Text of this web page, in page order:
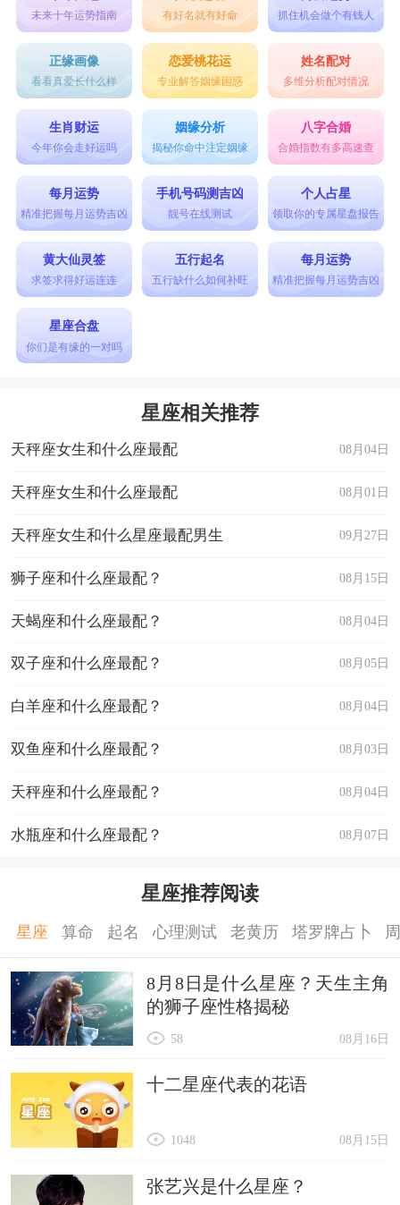
未来十年运势指南 有好名就有好命 抓住机会做个有钱人
正缘画像
看看真爱长什么样
恋爱桃花运
专业解答姻缘困惑
姓名配对
多维分析配对情况
生肖财运
今年你会走好运吗
姻缘分析
揭秘你命中注定姻缘
八字合婚
合婚指数有多高速查
每月运势
精准把握每月运势吉凶
手机号码测吉凶
靓号在线测试
个人占星
领取你的专属星盘报告
黄大仙灵签
求签求得好运连连
五行起名
五行缺什么如何补旺
每月运势
精准把握每月运势吉凶
星座合盘
你们是有缘的一对吗
星座相关推荐
08月04日
天秤座女生和什么座最配
08月01日
天秤座女生和什么座最配
09月27日
天秤座女生和什么星座最配男生
08月15日
狮子座和什么座最配？
08月04日
天蝎座和什么座最配？
08月05日
双子座和什么座最配？
08月04日
白羊座和什么座最配？
08月03日
双鱼座和什么座最配？
08月04日
天秤座和什么座最配？
08月07日
水瓶座和什么座最配？
星座推荐阅读
星座 算命 起名 心理测试 老黄历 塔罗牌占卜
8月8日是什么星座？天生主角
的狮子座性格揭秘
08月16日
58
十二星座代表的花语
08月15日
1048
张艺兴是什么星座？